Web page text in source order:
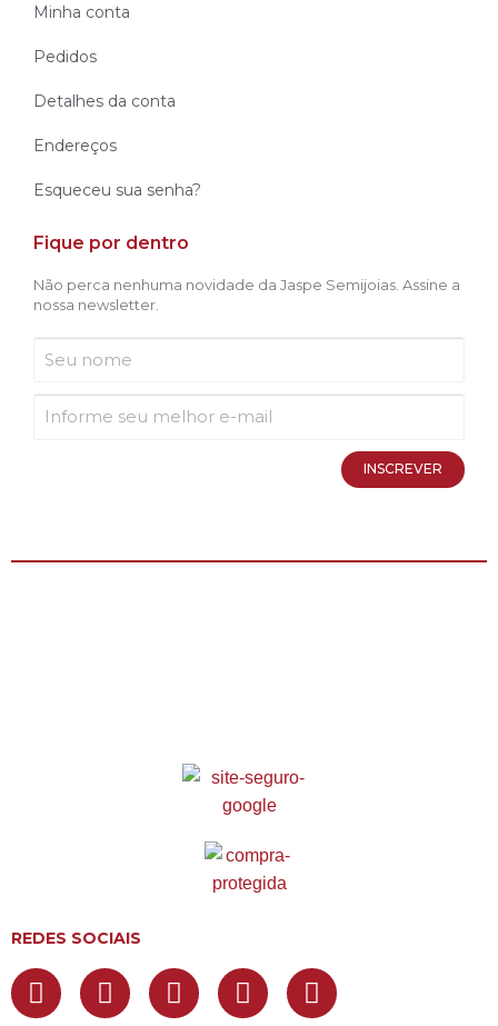
Minha conta
Pedidos
Detalhes da conta
Endereços
Esqueceu sua senha?
Fique por dentro
Não perca nenhuma novidade da Jaspe Semijoias. Assine a
nossa newsletter.
INSCREVER
REDES SOCIAIS